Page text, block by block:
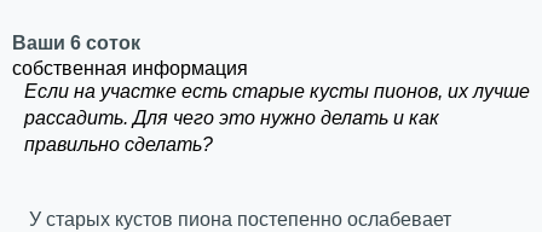
Ваши 6 соток
собственная информация
Если на участке есть старые кусты пионов, их лучше
рассадить. Для чего это нужно делать и как
правильно сделать?
У старых кустов пиона постепенно ослабевает